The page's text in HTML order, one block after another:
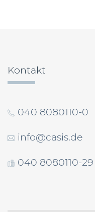
Kontakt
040 8080110-0
info@casis.de
040 8080110-29